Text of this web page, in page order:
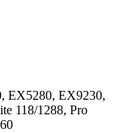
EX5280, EX9230,
118/1288, Pro